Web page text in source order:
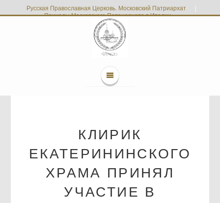
Русская Православная Церковь. Московский Патриархат
Приходы Московского Патриархата в Италии
КЛИРИК
ЕКАТЕРИНИНСКОГО
ХРАМА ПРИНЯЛ
УЧАСТИЕ В